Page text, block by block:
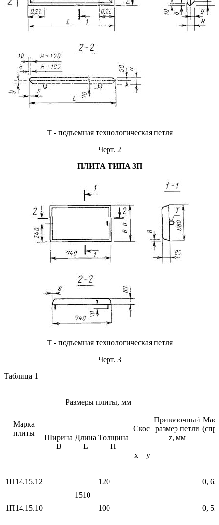
Т - подъемная технологическая петля
Черт. 2
ПЛИТА ТИПА 3П
Т - подъемная технологическая петля
Черт. 3
Таблица 1
Марка
плиты
Размеры плиты, мм
Привязочный
размер петли
z, мм
Ширина
В
Длина
L
Толщина
Н
Скос
х у
1П14.15.12
1510
120 0, 63
1П14.15.10 100 0, 53